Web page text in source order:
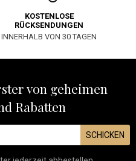
KOSTENLOSE
RÜCKSENDUNGEN
INNERHALB VON 30 TAGEN
von geheimen
Rabatten
SCHICKEN